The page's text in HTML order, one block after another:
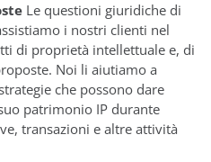
Le questioni giuridiche di
i nostri clienti nel
di proprietà intellettuale e, di
Noi li aiutiamo a
che possono dare
patrimonio IP durante
transazioni e altre attività